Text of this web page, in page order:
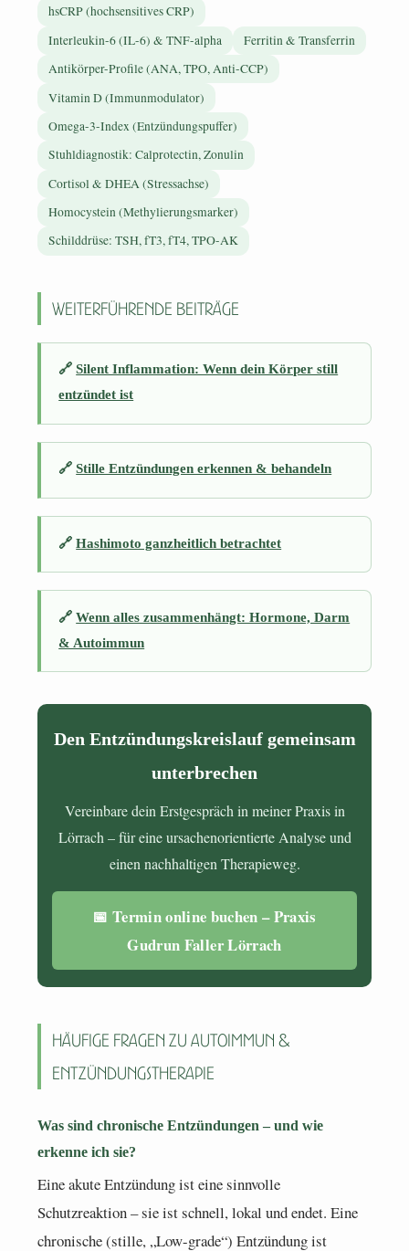
hsCRP (hochsensitives CRP)
Interleukin-6 (IL-6) & TNF-alpha
Ferritin & Transferrin
Antikörper-Profile (ANA, TPO, Anti-CCP)
Vitamin D (Immunmodulator)
Omega-3-Index (Entzündungspuffer)
Stuhldiagnostik: Calprotectin, Zonulin
Cortisol & DHEA (Stressachse)
Homocystein (Methylierungsmarker)
Schilddrüse: TSH, fT3, fT4, TPO-AK
Weiterführende Beiträge
🔗Silent Inflammation: Wenn dein Körper still
entzündet ist
🔗Stille Entzündungen erkennen & behandeln
🔗Hashimoto ganzheitlich betrachtet
🔗Wenn alles zusammenhängt: Hormone, Darm
& Autoimmun
Den Entzündungskreislauf gemeinsam
unterbrechen
Vereinbare dein Erstgespräch in meiner Praxis in
Lörrach – für eine ursachenorientierte Analyse und
einen nachhaltigen Therapieweg.
📅 Termin online buchen – Praxis
Gudrun Faller Lörrach
Häufige Fragen zu Autoimmun &
Entzündungstherapie
Was sind chronische Entzündungen – und wie
erkenne ich sie?
Eine akute Entzündung ist eine sinnvolle
Schutzreaktion – sie ist schnell, lokal und endet. Eine
chronische (stille, „Low-grade“) Entzündung ist